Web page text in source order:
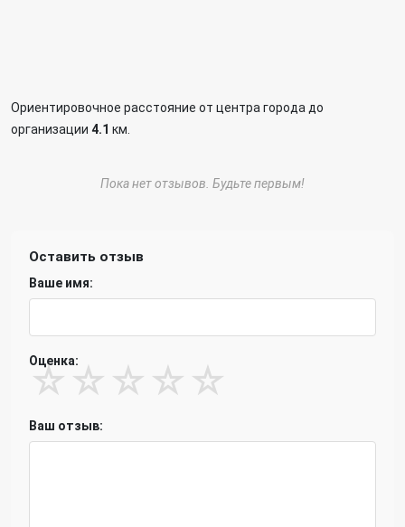
Ориентировочное расстояние от центра города до
организации 4.1 км.
Пока нет отзывов. Будьте первым!
Оставить отзыв
Ваше имя:
Оценка:
☆ ☆ ☆ ☆ ☆
Ваш отзыв: